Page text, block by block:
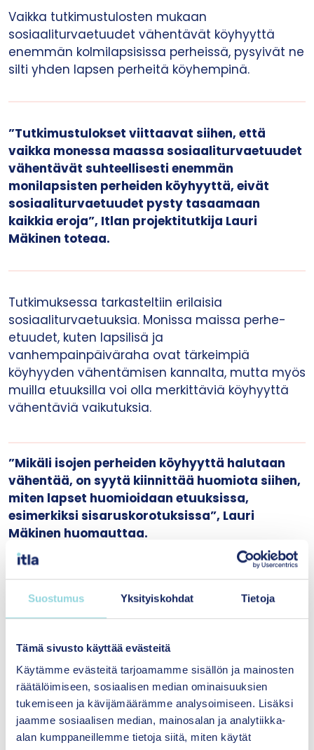
Suostumus Yksityiskohdat Tietoja
Tämä sivusto käyttää evästeitä
Käytämme evästeitä tarjoamamme sisällön ja mainosten
räätälöimiseen, sosiaalisen median ominaisuuksien
tukemiseen ja kävijämäärämme analysoimiseen. Lisäksi
jaamme sosiaalisen median, mainosalan ja analytiikka-
alan kumppaneillemme tietoja siitä, miten käytät
Vaikka tutkimustulosten mukaan
sosiaaliturvaetuudet vähentävät köyhyyttä
enemmän kolmilapsisissa perheissä, pysyivät ne
silti yhden lapsen perheitä köyhempinä.
”Tutkimustulokset viittaavat siihen, että
vaikka monessa maassa sosiaaliturvaetuudet
vähentävät suhteellisesti enemmän
monilapsisten perheiden köyhyyttä, eivät
sosiaaliturvaetuudet pysty tasaamaan
kaikkia eroja”, Itlan projektitutkija Lauri
Mäkinen toteaa.
Tutkimuksessa tarkasteltiin erilaisia
sosiaaliturvaetuuksia. Monissa maissa perhe-
etuudet, kuten lapsilisä ja
vanhempainpäiväraha ovat tärkeimpiä
köyhyyden vähentämisen kannalta, mutta myös
muilla etuuksilla voi olla merkittäviä köyhyyttä
vähentäviä vaikutuksia.
”Mikäli isojen perheiden köyhyyttä halutaan
vähentää, on syytä kiinnittää huomiota siihen,
miten lapset huomioidaan etuuksissa,
esimerkiksi sisaruskorotuksissa”, Lauri
Mäkinen huomauttaa.
tarkoitetaan kotitaloutta, jossa on vähintään
kolme lasta. Sosiaaliturvaetuuksien köyhyyttä
vähentävää vaikutusta tarkasteltiin vähentämällä
kotitalouden tuloista sosiaaliturvaetuudet ja
vertaamalla näin laskettua köyhyysastetta
kaikkien kotitalouden tulojen perusteella
laskettuun köyhyysasteeseen. Analyysit tehtiin
erikseen kolmen lapsen ja vähintään neljän
lapsen perheille. Tutkimuksessa hyödynnettiin